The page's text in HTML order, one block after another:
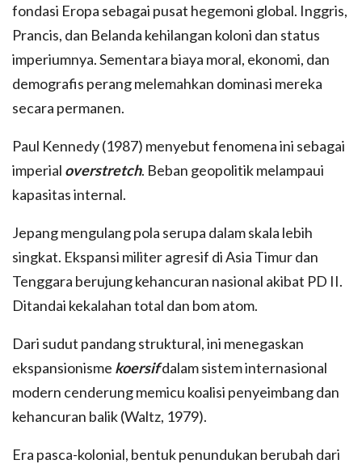
fondasi Eropa sebagai pusat hegemoni global. Inggris,
Prancis, dan Belanda kehilangan koloni dan status
imperiumnya. Sementara biaya moral, ekonomi, dan
demografis perang melemahkan dominasi mereka
secara permanen.
Paul Kennedy (1987) menyebut fenomena ini sebagai
imperial overstretch. Beban geopolitik melampaui
kapasitas internal.
Jepang mengulang pola serupa dalam skala lebih
singkat. Ekspansi militer agresif di Asia Timur dan
Tenggara berujung kehancuran nasional akibat PD II.
Ditandai kekalahan total dan bom atom.
Dari sudut pandang struktural, ini menegaskan
ekspansionisme koersifdalam sistem internasional
modern cenderung memicu koalisi penyeimbang dan
kehancuran balik (Waltz, 1979).
Era pasca-kolonial, bentuk penundukan berubah dari